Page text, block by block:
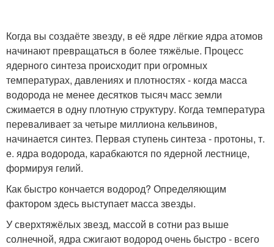
Когда вы создаёте звезду, в её ядре лёгкие ядра атомов
начинают превращаться в более тяжёлые. Процесс
ядерного синтеза происходит при огромных
температурах, давлениях и плотностях - когда масса
водорода не менее десятков тысяч масс земли
сжимается в одну плотную структуру. Когда температура
переваливает за четыре миллиона кельвинов,
начинается синтез. Первая ступень синтеза - протоны, т.
е. ядра водорода, карабкаются по ядерной лестнице,
формируя гелий.
Как быстро кончается водород? Определяющим
фактором здесь выступает масса звезды.
У сверхтяжёлых звезд, массой в сотни раз выше
солнечной, ядра сжигают водород очень быстро - всего